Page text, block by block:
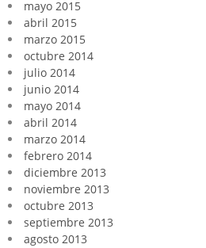
mayo 2015
abril 2015
marzo 2015
octubre 2014
julio 2014
junio 2014
mayo 2014
abril 2014
marzo 2014
febrero 2014
diciembre 2013
noviembre 2013
octubre 2013
septiembre 2013
agosto 2013